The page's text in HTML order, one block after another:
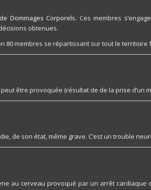
Dommages Corporels. Ces membres
obtenues.
80 membres se répartissant sur tout le territoire
être provoquée (résultat de de la prise d’un
de son état, même grave. C’est un trouble
au cerveau provoqué par un arrêt